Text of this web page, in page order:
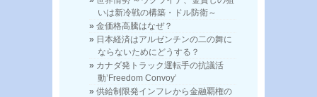
いは新冷戦の構築・ドル防衛～
金価格高騰はなぜ？
日本経済はアルゼンチンの二の舞に
ならないためにどうする？
カナダ発トラック運転手の抗議活
動’Freedom Convoy’
供給制限発インフレから金融覇権の